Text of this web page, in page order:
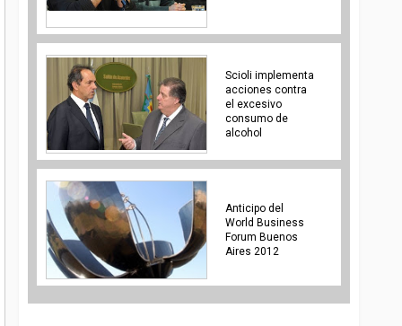
Scioli implementa
acciones contra
el excesivo
consumo de
alcohol
Anticipo del
World Business
Forum Buenos
Aires 2012